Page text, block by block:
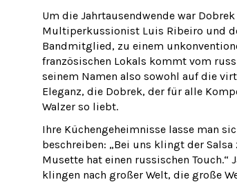
Um die Jahrtausendwende war
Multiperkussionist Luis Ribeiro und
Bandmitglied, zu einem
französischen Lokals kommt vom
seinem Namen also sowohl auf die
Eleganz, die Dobrek, der für alle
Walzer so liebt.
Ihre Küchengeheimnisse lasse man
beschreiben: „Bei uns klingt der
Musette hat einen russischen
klingen nach großer Welt, die große